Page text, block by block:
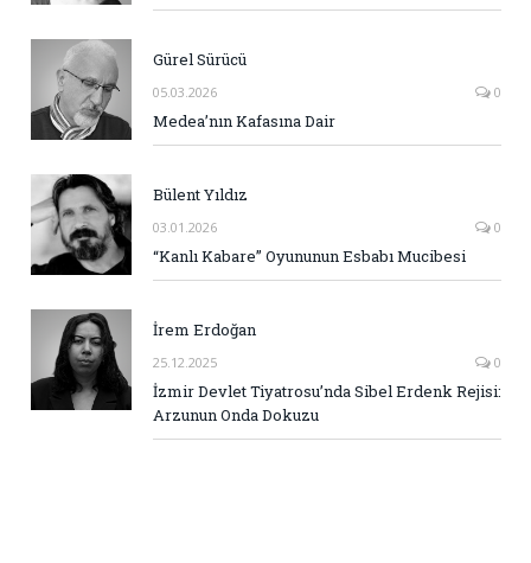
Gürel Sürücü
05.03.2026 0
Medea’nın Kafasına Dair
Bülent Yıldız
03.01.2026 0
“Kanlı Kabare” Oyununun Esbabı Mucibesi
İrem Erdoğan
25.12.2025 0
İzmir Devlet Tiyatrosu’nda Sibel Erdenk Rejisi:
Arzunun Onda Dokuzu